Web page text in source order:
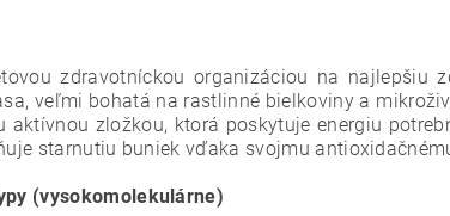
zdravotníckou organizáciou na najlepšiu
veľmi bohatá na rastlinné bielkoviny a
aktívnou zložkou, ktorá poskytuje energiu
starnutiu buniek vďaka svojmu
(vysokomolekulárne)